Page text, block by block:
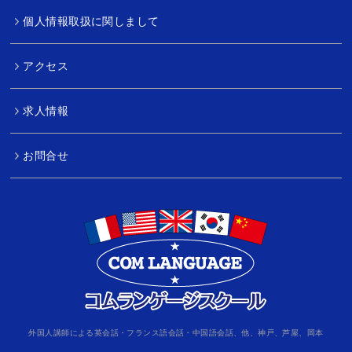
個人情報取扱に関しまして
アクセス
求人情報
お問合せ
外国人講師による英会話・フランス語会話・中国語会話、他、神戸、芦屋、岡本